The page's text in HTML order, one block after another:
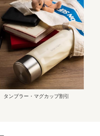
タンブラー・マグカップ割引